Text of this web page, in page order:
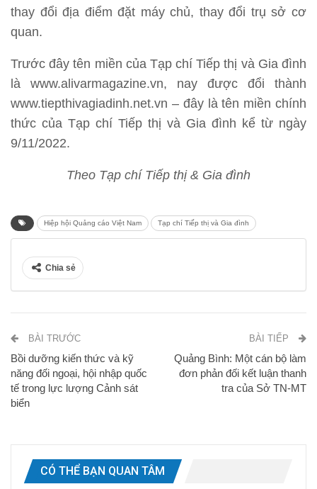
thay đổi địa điểm đặt máy chủ, thay đổi trụ sở cơ
quan.
Trước đây tên miền của Tạp chí Tiếp thị và Gia đình
là www.alivarmagazine.vn, nay được đổi thành
www.tiepthivagiadinh.net.vn – đây là tên miền chính
thức của Tạp chí Tiếp thị và Gia đình kể từ ngày
9/11/2022.
Theo Tạp chí Tiếp thị & Gia đình
Hiệp hội Quảng cáo Việt Nam Tạp chí Tiếp thị và Gia đình
Chia sẻ
BÀI TRƯỚC
Bồi dưỡng kiến thức và kỹ
năng đối ngoại, hội nhập quốc
tế trong lực lượng Cảnh sát
biển
BÀI TIẾP
Quảng Bình: Một cán bộ làm
đơn phản đối kết luận thanh
tra của Sở TN-MT
CÓ THỂ BẠN QUAN TÂM